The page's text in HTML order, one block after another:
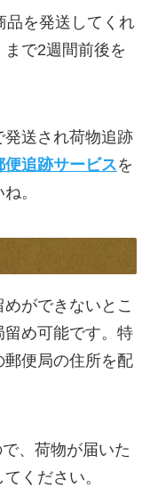
品を発送してくれ
で2週間前後を
送され荷物追跡
便追跡サービスを
。
ができないとこ
留め可能です。特
郵便局の住所を配
、荷物が届いた
ください。